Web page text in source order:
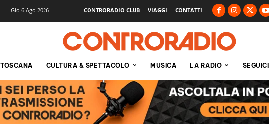
Gio 6 Ago 2026 CONTRORADIO CLUB VIAGGI CONTATTI
TOSCANA CULTURA & SPETTACOLO MUSICA LA RADIO SEGUICI